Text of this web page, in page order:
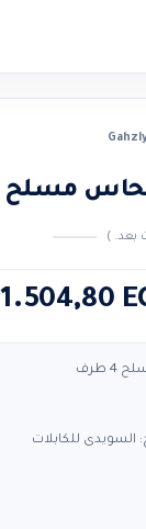
مسلح 4 طرف
بعد. )
1.504,80
طرف
السويدى للكابلات